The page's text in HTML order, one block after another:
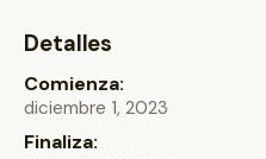
Detalles
Comienza:
diciembre 1, 2023
Finaliza: